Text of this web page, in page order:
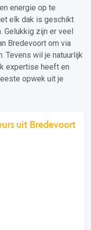
energie op te
elk dak is geschikt
Gelukkig zijn er veel
Bredevoort om via
Tevens wil je natuurlijk
expertise heeft en
opwek uit je
uit Bredevoort